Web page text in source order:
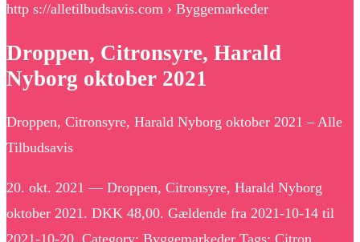
http s://alletilbudsavis.com › Byggemarkeder
Droppen, Citronsyre, Harald
Nyborg oktober 2021
Droppen, Citronsyre, Harald Nyborg oktober 2021 – Alle
Tilbudsavis
20. okt. 2021 — Droppen, Citronsyre, Harald Nyborg
oktober 2021. DKK 48,00. Gældende fra 2021-10-14 til